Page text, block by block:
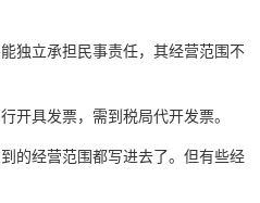
独立承担民事责任，其经营范围不
开具发票，需到税局代开发票。
的经营范围都写进去了。但有些经